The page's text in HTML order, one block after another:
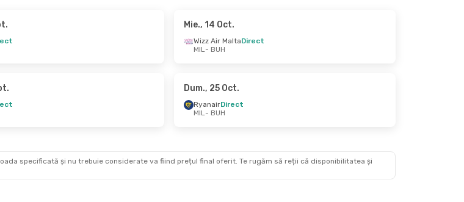
Direct
- Mie., 19 Aug.
BUH
- MIL
Mie., 14 Oct.
Wizz Air MaltaDirect
MIL- BUH
Dum., 25 Oct.
RyanairDirect
MIL- BUH
specificată și nu trebuie considerate va fiind prețul final oferit. Te rugăm să reții că disponibilitatea și